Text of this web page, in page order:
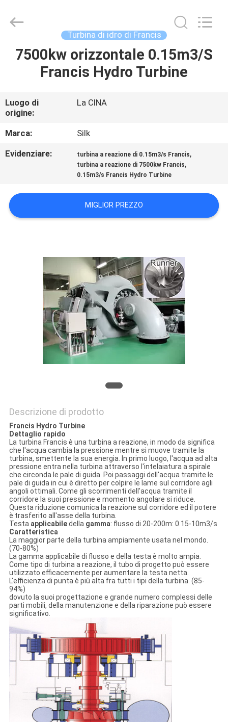
CASA
CIRCA
NOI
FABBRICA
QUALITÀ
CONTATTICI
NOTIZIE
RICHIEDA
CITAZIONE
MAPPA
DEL
SITO
POLITICA
SULLA
PRIVACY
Management
Services
Reserved.
Turbina di idro di Francis
7500kw orizzontale 0.15m3/S
Francis Hydro Turbine
Luogo di
origine:
La CINA
Marca:
Silk
Evidenziare:
turbina a reazione di 0.15m3/s Francis,
turbina a reazione di 7500kw Francis,
0.15m3/s Francis Hydro Turbine
MIGLIOR PREZZO
Descrizione di prodotto
Francis Hydro Turbine
Dettaglio rapido
La turbina Francis è una turbina a reazione, in modo da significa
che l'acqua cambia la pressione mentre si muove tramite la
turbina, smettente la sua energia. In primo luogo, l'acqua ad alta
pressione entra nella turbina attraverso l'intelaiatura a spirale
che circonda le pale di guida. Poi passaggi dell'acqua tramite le
pale di guida in cui è diretto per colpire le lame sul corridore agli
angoli ottimali. Come gli scorrimenti dell'acqua tramite il
corridore la suoi pressione e momento angolare si riduce.
Questa riduzione comunica la reazione sul corridore ed il potere
è trasferito all'asse della turbina.
Testa applicabiledella gamma: flusso di 20-200m: 0.15-10m3/s
Caratteristica
La maggior parte della turbina ampiamente usata nel mondo.
(70-80%)
La gamma applicabile di flusso e della testa è molto ampia.
Come tipo di turbina a reazione, il tubo di progetto può essere
utilizzato efficacemente per aumentare la testa netta.
L'efficienza di punta è più alta fra tutti i tipi della turbina. (85-
94%)
dovuto la suoi progettazione e grande numero complessi delle
parti mobili, della manutenzione e della riparazione può essere
significativo.